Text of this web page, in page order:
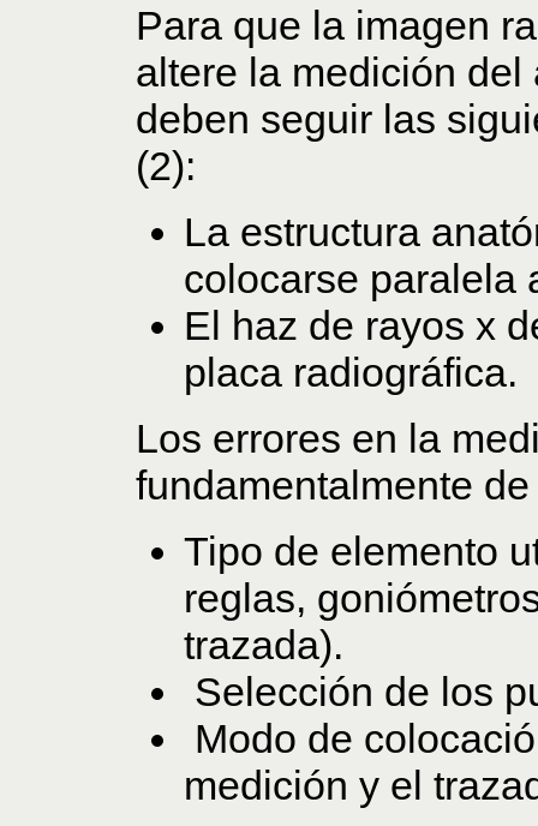
Para que la imagen
altere la medición
deben seguir las
(2):
La estructura
colocarse paralela
El haz de rayos x
placa radiográfica.
Los errores en la
fundamentalmente
Tipo de elemento
reglas,
trazada).
Selección de los
Modo de
medición y el